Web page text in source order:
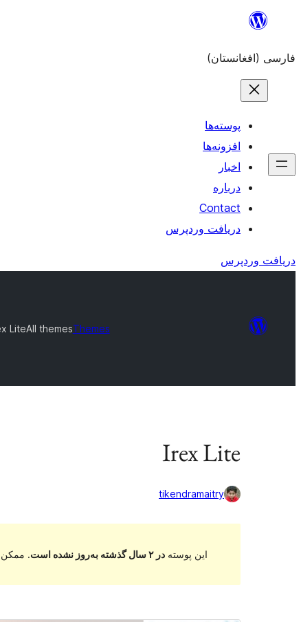
بروید
فارسی (افغانستان)
پوسته‌ها
افزونه‌ها
اخبار
درباره
Contact
دریافت وردپرس
دریافت وردپرس
Themes
All themes
Lite
Irex Lite
tikendramaitry
این پوستهدر ۲ سال گذشته به‌روز نشده است . ممکن